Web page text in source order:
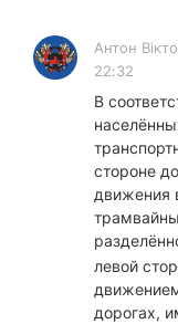
Антон
22:32
В
стороне
движения
левой
дорогах,